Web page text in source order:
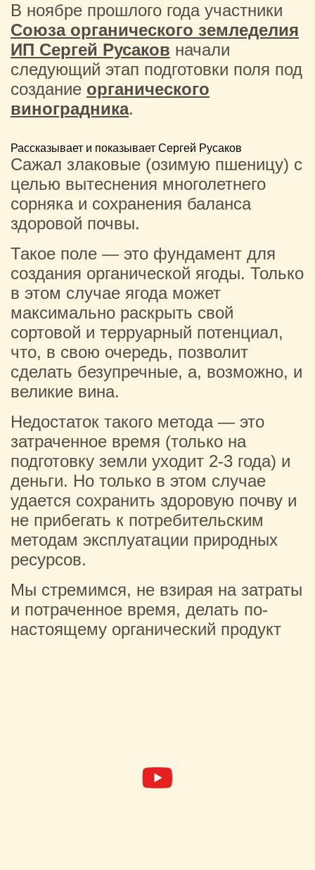
В ноябре прошлого года участники
Союза органического земледелия
ИП Сергей Русаков начали
следующий этап подготовки поля под
создание органического
виноградника.
Рассказывает и показывает Сергей Русаков
Сажал злаковые (озимую пшеницу) с
целью вытеснения многолетнего
сорняка и сохранения баланса
здоровой почвы.
Такое поле — это фундамент для
создания органической ягоды. Только
в этом случае ягода может
максимально раскрыть свой
сортовой и терруарный потенциал,
что, в свою очередь, позволит
сделать безупречные, а, возможно, и
великие вина.
Недостаток такого метода — это
затраченное время (только на
подготовку земли уходит 2-3 года) и
деньги. Но только в этом случае
удается сохранить здоровую почву и
не прибегать к потребительским
методам эксплуатации природных
ресурсов.
Мы стремимся, не взирая на затраты
и потраченное время, делать по-
настоящему органический продукт